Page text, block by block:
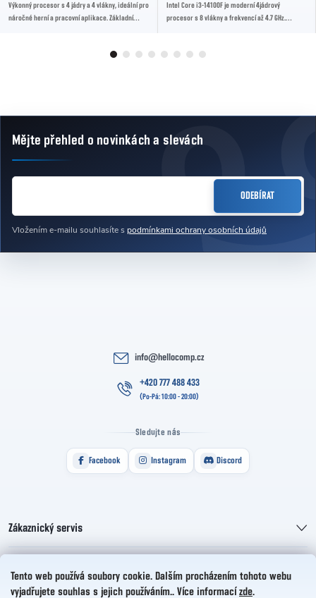
Tento web používá soubory cookie. Dalším procházením tohoto webu
vyjadřujete souhlas s jejich používáním.. Více informací zde.
Výkonný procesor s 4 jádry a 4 vlákny, ideální pro
náročné herní a pracovní aplikace. Základní
Intel Core i3-14100F je moderní 4jádrový
procesor s 8 vlákny a frekvencí až 4.7 GHz.
Zápatí
Mějte přehled o novinkácha slevách
Vložením e-mailu souhlasíte s podmínkami ochrany osobních údajů
ODEBÍRAT
info@hellocomp.cz
+420 777 488 433
Sledujte nás
Facebook Instagram Discord
Zákaznický servis